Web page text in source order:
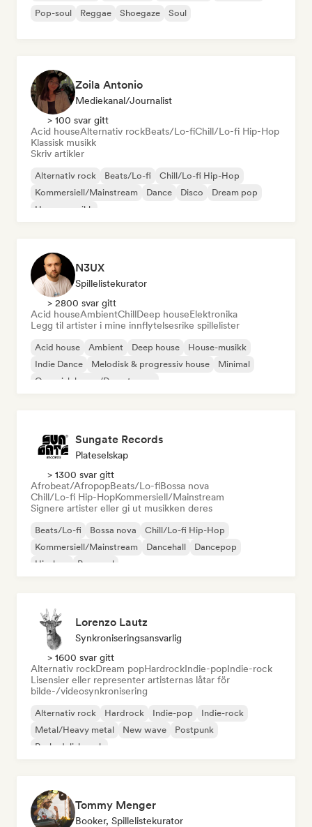
Pop-soul Reggae Shoegaze Soul
Zoila Antonio
Mediekanal/journalist
> 100 svar gitt
Acid houseAlternativ rockBeats/Lo-fiChill/Lo-fi Hip-Hop
Klassisk musikk
Skriv artikler
Alternativ rock Beats/Lo-fi
Chill/Lo-fi Hip-Hop
Kommersiell/Mainstream
Dance Disco
Dream pop
House-musikk
N3UX
Spillelistekurator
> 2800 svar gitt
Acid houseAmbientChillDeep houseElektronika
Legg til artister i mine innflytelsesrike spillelister
Acid house Ambient Deep house
House-musikk
Indie Dance
Melodisk & progressiv house
Minimal
Organisk house/Downtempo
Sungate Records
Plateselskap
> 1300 svar gitt
Afrobeat/AfropopBeats/Lo-fiBossa nova
Chill/Lo-fi Hip-HopKommersiell/Mainstream
Signere artister eller gi ut musikken deres
Beats/Lo-fi Bossa nova
Chill/Lo-fi Hip-Hop
Kommersiell/Mainstream
Dancehall
Dancepop
Hip-hop
Pop-soul
Lorenzo Lautz
Synkroniseringsansvarlig
> 1600 svar gitt
Alternativ rockDream popHardrockIndie-popIndie-rock
Lisensier eller representer artisternas låtar för
bilde-/videosynkronisering
Alternativ rock Hardrock Indie-pop
Indie-rock
Metal/Heavy metal
New wave
Postpunk
Psykedelisk rock
Tommy Menger
Booker, Spillelistekurator